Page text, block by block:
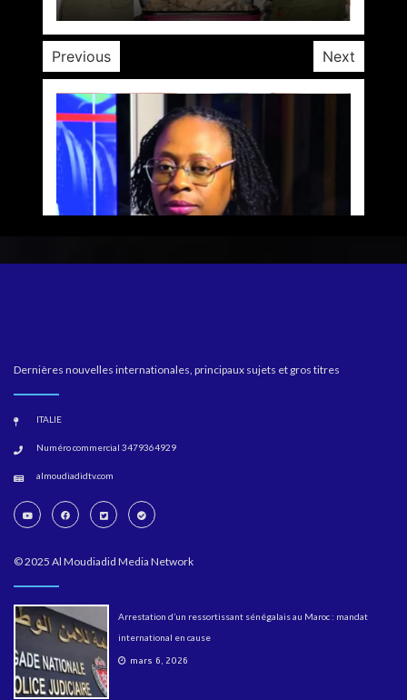
Previous Next
Dernières nouvelles internationales, principaux sujets et gros titres
ITALIE
Numéro commercial 3479364929
almoudiadidtv.com
© 2025 Al Moudiadid Media Network
Arrestation d’un ressortissant sénégalais au Maroc : mandat
international en cause
mars 6, 2026